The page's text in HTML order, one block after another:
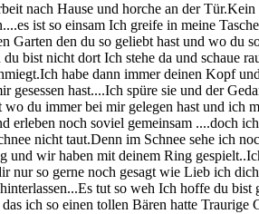
nach Hause und horche an der
ist so einsam Ich greife in meine
Garten den du so geliebt hast und wo du
bist nicht dort Ich stehe da und schaue
habe dann immer deinen Kopf
gesessen hast....Ich spüre sie und der
du immer bei mir gelegen hast und
erleben noch soviel gemeinsam ....doch
nicht taut.Denn im Schnee sehe ich
und wir haben mit deinem Ring
nur so gerne noch gesagt wie Lieb ich
tut so weh Ich hoffe du
ich so einen tollen Bären hatte Traurige